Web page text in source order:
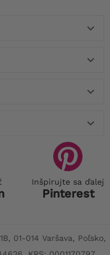




Inšpirujte sa ďalej
Pinterest
01-014 Varšava, Poľsko,